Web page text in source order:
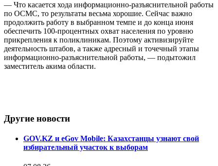
— Что касается хода информационно-разъяснительной работы
по ОСМС, то результаты весьма хорошие. Сейчас важно
продолжить работу в выбранном темпе и до конца июня
обеспечить 100-процентных охват населения по уровню
прикрепления к поликлиникам. Поэтому активизируйте
деятельность штабов, а также адресный и точечный этапы
информационно-разъяснительной работы, — подытожил
заместитель акима области.
Другие новости
GOV.KZ и eGov Mobile: Казахстанцы узнают свой
избирательный участок к выборам